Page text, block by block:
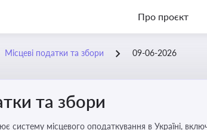
Про проєкт
Місцеві податки та збори 09-06-2026
та збори